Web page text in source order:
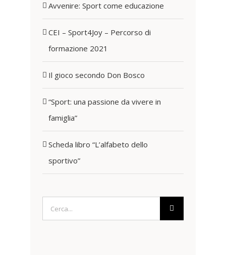
Avvenire: Sport come educazione
CEI – Sport4Joy – Percorso di
formazione 2021
Il gioco secondo Don Bosco
“Sport: una passione da vivere in
famiglia”
Scheda libro “L’alfabeto dello
sportivo”
Cerca
per: